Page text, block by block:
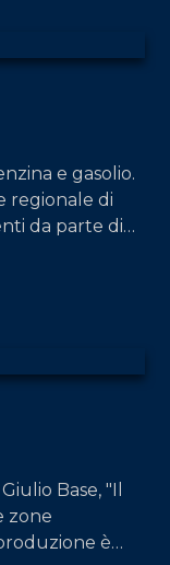
e gasolio.
regionale di
da parte di
delle titolari
Trasporti.
di Anna Foti.
Base, "Il
zone
è